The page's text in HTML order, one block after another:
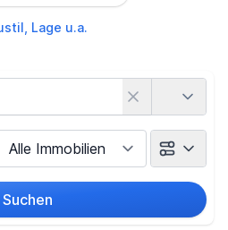
Lage u.a.
Suchen